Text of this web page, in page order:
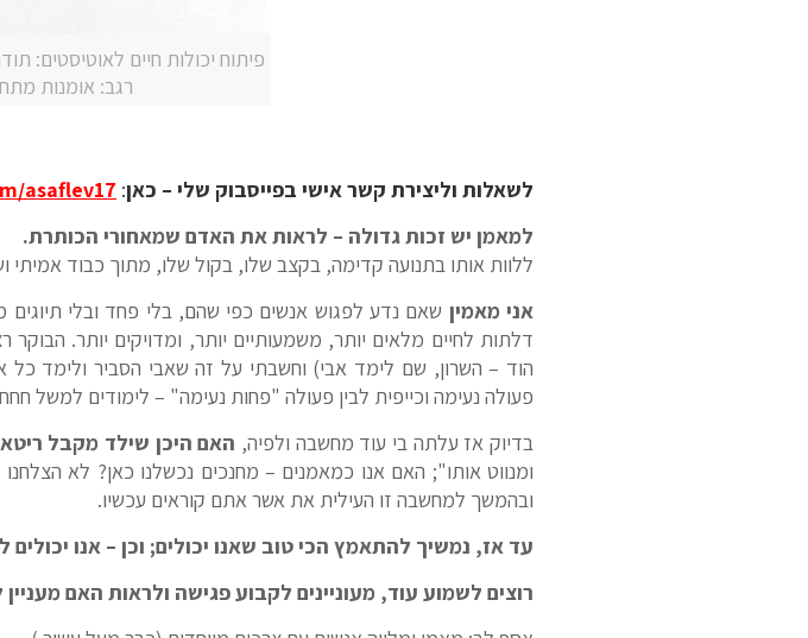
פיתוח יכולות חיים לאוטיסטים:
רגב: אומנות
לשאלות וליצירת קשר אישי בפייסבוק שלי – כאן:
asaflev17
למאמן יש זכות גדולה – לראות את האדם שמאחורי הכותרת.
ללוות אותו בתנועה קדימה, בקצב שלו, בקול שלו, מתוך כבוד אמיתי
אני מאמין שאם נדע לפגוש אנשים כפי שהם, בלי פחד ובלי
דלתות לחיים מלאים יותר, משמעותיים יותר, ומדויקים יותר. הבוקר
הוד – השרון, שם לימד אבי) וחשבתי על זה שאבי הסביר ולימד כל
פעולה נעימה וכייפית לבין פעולה "פחות נעימה" – לימודים למשל חחח
בדיוק אז עלתה בי עוד מחשבה ולפיה, האם היכן שילד מקבל
ומנווט אותו"; האם אנו כמאמנים – מחנכים נכשלנו כאן? לא
ובהמשך למחשבה זו העילית את אשר אתם קוראים עכשיו.
עד אז, נמשיך להתאמץ הכי טוב שאנו יכולים; וכן – אנו
רוצים לשמוע עוד, מעוניינים לקבוע פגישה ולראות האם מעניין לנו